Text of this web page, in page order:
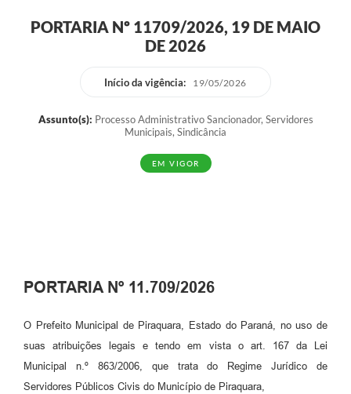
PORTARIA Nº 11709/2026, 19 DE MAIO
DE 2026
Início da vigência: 19/05/2026
Assunto(s): Processo Administrativo Sancionador, Servidores
Municipais, Sindicância
EM VIGOR
PORTARIA Nº 11.709/2026
O Prefeito Municipal de Piraquara, Estado do Paraná, no uso de
suas atribuições legais e tendo em vista o art. 167 da Lei
Municipal n.º 863/2006, que trata do Regime Jurídico de
Servidores Públicos Civis do Município de Piraquara,